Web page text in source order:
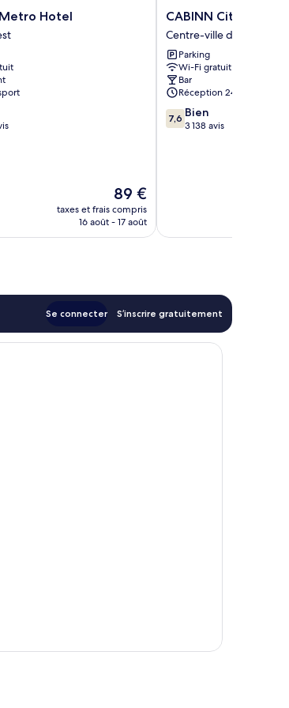
Hotel
Le
nouveau
prix
89 €
taxes et frais compris
16 août - 17 août
CABINN
City
Hotel
Centre-
ville
de
Copenhague
CABINN City Hotel
Centre-ville de
Parking
Wi-Fi gratuit
Bar
Réception 24 h/24
7.6
sur
7,6 Bien
3 138 avis
Se connecter S’inscrire gratuitement